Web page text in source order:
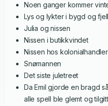
Noen ganger kommer
Lys og lykter i bygd og fjell
Julia og nissen
Nissen i butikkvindet
Nissen hos
Snømannen
Det siste juletreet
Da Emil gjorde en bragd
alle spell ble glemt og tilgitt